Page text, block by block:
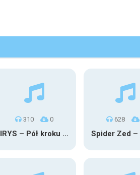
310 0
IRYS – Pół kroku stąd
628